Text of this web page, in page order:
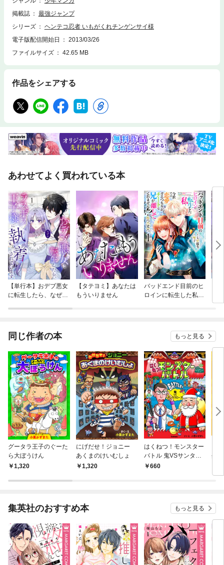
掲載誌
最強ジャンプ
シリーズ
ヘンテコ忍者 いもがくれチンゲンサイ様
電子版配信開始日
2013/03/26
ファイルサイズ
42.65 MB
作品をシェアする
あわせてよく買われている本
【単行本】おデブ悪女
に転生したら、なぜか
【タテヨミ】あなたは
もういりません
バッドエンド目前のヒ
ロインに転生した私、
同じ作者の本 もっと見る
グータラ王子のぐーた
ら大ぼうけん
1,320
にげだせ！ジョニー
あくまのけいむしょ
1,320
はくねつ！モンスター
バトル 鬼VSサンタク
ロース
660
生 1
集英社のおすすめ本 もっと見る